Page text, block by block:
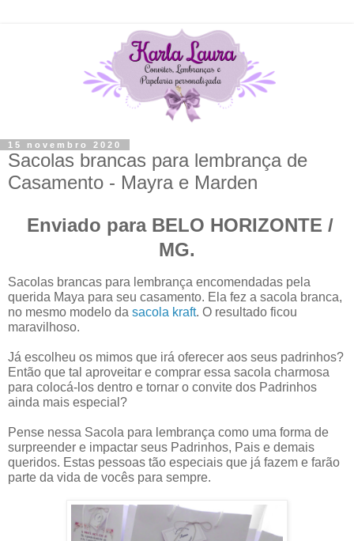
15 novembro 2020
Sacolas brancas para lembrança de
Casamento - Mayra e Marden
Enviado para BELO HORIZONTE /
MG.
Sacolas brancas para lembrança encomendadas pela
querida Maya para seu casamento. Ela fez a sacola branca,
no mesmo modelo da sacola kraft. O resultado ficou
maravilhoso.
Já escolheu os mimos que irá oferecer aos seus padrinhos?
Então que tal aproveitar e comprar essa sacola charmosa
para colocá-los dentro e tornar o convite dos Padrinhos
ainda mais especial?
Pense nessa Sacola para lembrança como uma forma de
surpreender e impactar seus Padrinhos, Pais e demais
queridos. Estas pessoas tão especiais que já fazem e farão
parte da vida de vocês para sempre.